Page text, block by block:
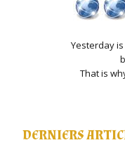
Yesterday
That is
DERNIERS